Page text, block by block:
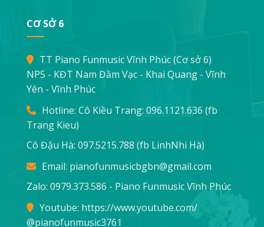
CƠ SỞ 6
TT Piano Funmusic Vĩnh Phúc (Cơ sở 6)
NP5 - KĐT Nam Đầm Vạc - Khai Quang - Vĩnh
Yên - Vĩnh Phúc
Hotline: Cô Kiều Trang: 096.1121.636 (fb
Trang Kieu)
Cô Đậu Hà: 097.5215.788 (fb LinhNhi Hà)
Email: pianofunmusicbgbn@gmail.com
Zalo: 0979.373.586 - Piano Funmusic Vĩnh Phúc
Youtube: https://www.youtube.com/
@pianofunmusic3761